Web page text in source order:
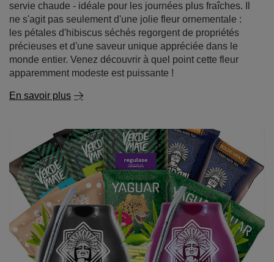
Thé d'hibiscus - saveur acidulée, couleur vibrante,
possibilités infinies !
Envie d'un thé délicieux, légèrement acidulé et d'une
couleur rubis intense qui, en plus d'être savoureux, est
bénéfique pour votre corps ? C'est le moment ou jamais !
L'hibiscus est une plante qui se prête à merveille à la
préparation de boissons estivales rafraîchissantes et de
limonades maison, mais elle est tout aussi savoureuse
servie chaude - idéale pour les journées plus fraîches. Il
ne s'agit pas seulement d'une jolie fleur ornementale :